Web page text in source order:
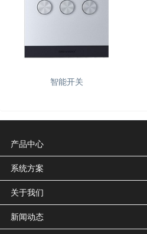
智能开关
产品中心
系统方案
关于我们
新闻动态